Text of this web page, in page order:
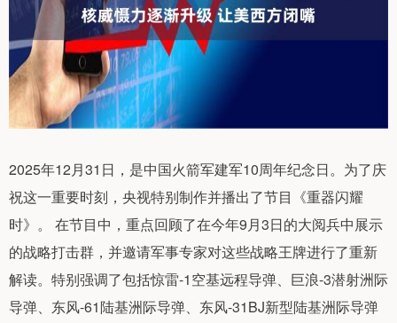
2025年12月31日，是中国火箭军建军10周年纪念日。为了庆
祝这一重要时刻，央视特别制作并播出了节目《重器闪耀
时》。 在节目中，重点回顾了在今年9月3日的大阅兵中展示
的战略打击群，并邀请军事专家对这些战略王牌进行了重新
解读。特别强调了包括惊雷-1空基远程导弹、巨浪-3潜射洲际
导弹、东风-61陆基洲际导弹、东风-31BJ新型陆基洲际导弹